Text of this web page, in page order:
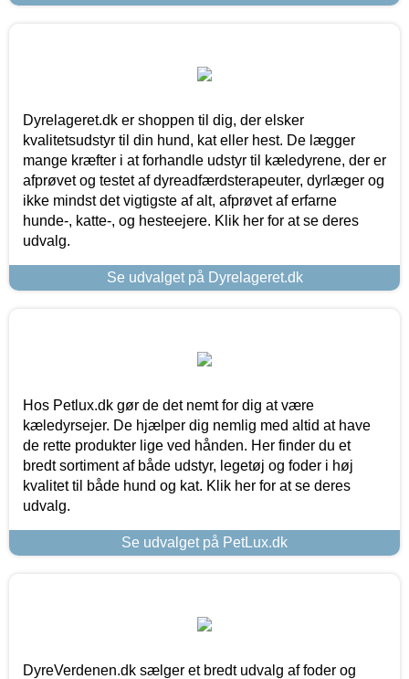
Dyrelageret.dk er shoppen til dig, der elsker
kvalitetsudstyr til din hund, kat eller hest. De lægger
mange kræfter i at forhandle udstyr til kæledyrene, der er
afprøvet og testet af dyreadfærdsterapeuter, dyrlæger og
ikke mindst det vigtigste af alt, afprøvet af erfarne
hunde-, katte-, og hesteejere. Klik her for at se deres
udvalg.
Se udvalget på Dyrelageret.dk
Hos Petlux.dk gør de det nemt for dig at være
kæledyrsejer. De hjælper dig nemlig med altid at have
de rette produkter lige ved hånden. Her finder du et
bredt sortiment af både udstyr, legetøj og foder i høj
kvalitet til både hund og kat. Klik her for at se deres
udvalg.
Se udvalget på PetLux.dk
DyreVerdenen.dk sælger et bredt udvalg af foder og